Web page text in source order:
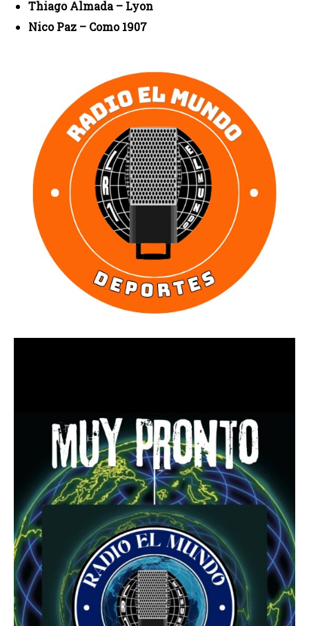
Thiago Almada – Lyon
Nico Paz – Como 1907